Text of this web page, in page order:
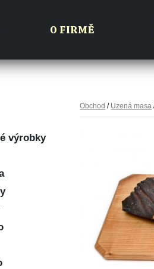
O FIRMĚ
výrobky
Obchod / Uzená masa